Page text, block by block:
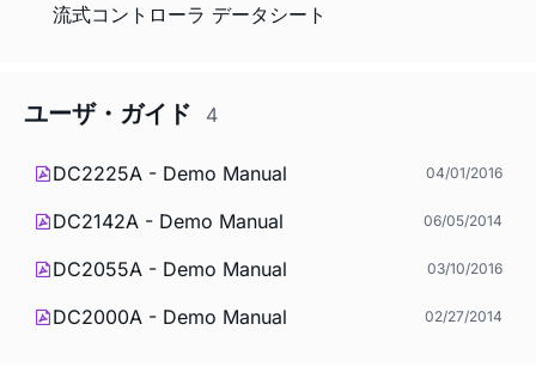
流式コントローラ データシート
ユーザ・ガイド 4
DC2225A - Demo Manual 04/01/2016
DC2142A - Demo Manual 06/05/2014
DC2055A - Demo Manual 03/10/2016
DC2000A - Demo Manual 02/27/2014